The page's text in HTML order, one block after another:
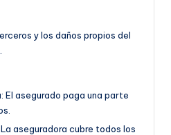
y los daños propios del
El asegurado paga una parte
aseguradora cubre todos los